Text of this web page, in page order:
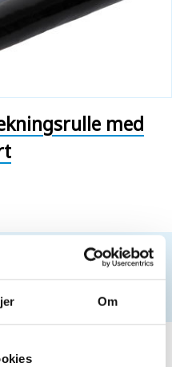
Om
med
til private kunder.
du værelogget ind